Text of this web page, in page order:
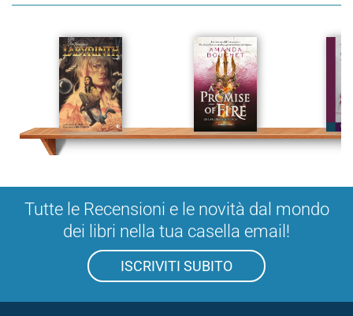
Tutte le Recensioni e le novità dal mondo
dei libri nella tua casella email!
ISCRIVITI SUBITO